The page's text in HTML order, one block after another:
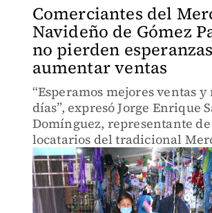
Comerciantes del
Navideño de Gómez
no pierden
aumentar ventas
“Esperamos mejores ventas y
días”, expresó Jorge Enrique
Domínguez, representante
locatarios del tradicional